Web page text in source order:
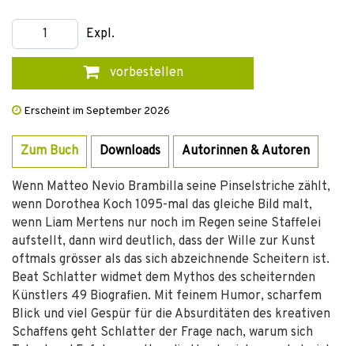
Expl.
vorbestellen
Erscheint im September 2026
Zum Buch Downloads Autorinnen & Autoren
Wenn Matteo Nevio Brambilla seine Pinselstriche zählt,
wenn Dorothea Koch 1095-mal das gleiche Bild malt,
wenn Liam Mertens nur noch im Regen seine Staffelei
aufstellt, dann wird deutlich, dass der Wille zur Kunst
oftmals grösser als das sich abzeichnende Scheitern ist.
Beat Schlatter widmet dem Mythos des scheiternden
Künstlers 49 Biografien. Mit feinem Humor, scharfem
Blick und viel Gespür für die Absurditäten des kreativen
Schaffens geht Schlatter der Frage nach, warum sich